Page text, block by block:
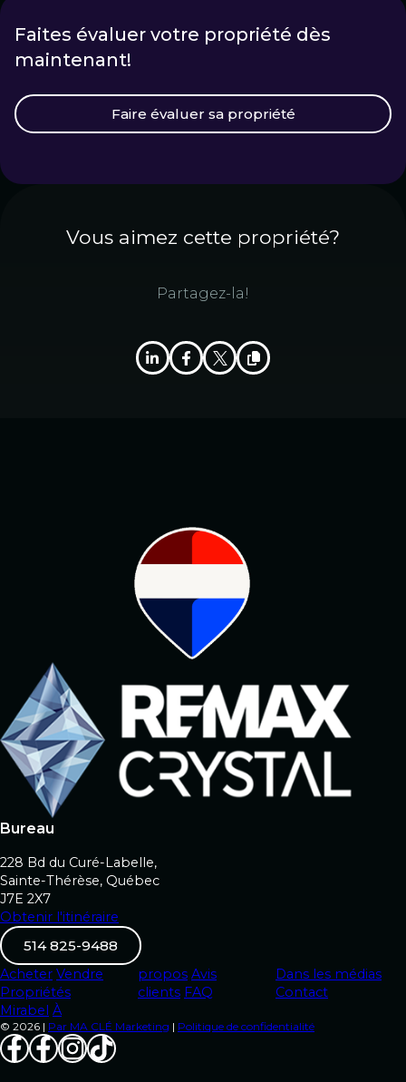
Faites évaluer votre propriété dès
maintenant!
Faire évaluer sa propriété
Vous aimez cette propriété?
Partagez-la!
Bureau
228 Bd du Curé-Labelle,
Sainte-Thérèse, Québec
J7E 2X7
Obtenir l'itinéraire
514 825-9488
Acheter Vendre
Propriétés
Mirabel À
propos Avis
clients FAQ
Dans les médias
Contact
© 2026 | Par MA CLÉ Marketing | Politique de confidentialité